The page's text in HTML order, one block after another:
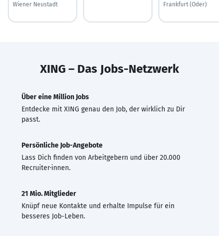
Wiener Neustadt
Frankfurt (Oder)
XING – Das Jobs-Netzwerk
Über eine Million Jobs
Entdecke mit XING genau den Job, der wirklich zu Dir
passt.
Persönliche Job-Angebote
Lass Dich finden von Arbeitgebern und über 20.000
Recruiter·innen.
21 Mio. Mitglieder
Knüpf neue Kontakte und erhalte Impulse für ein
besseres Job-Leben.